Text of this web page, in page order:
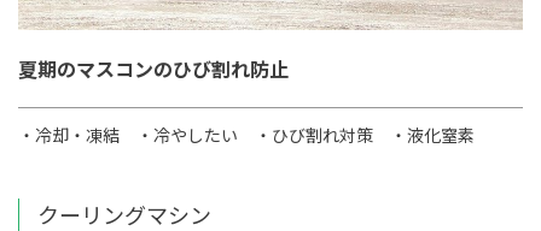
夏期のマスコンのひび割れ防止
・冷却・凍結 ・冷やしたい ・ひび割れ対策 ・液化窒素
クーリングマシン